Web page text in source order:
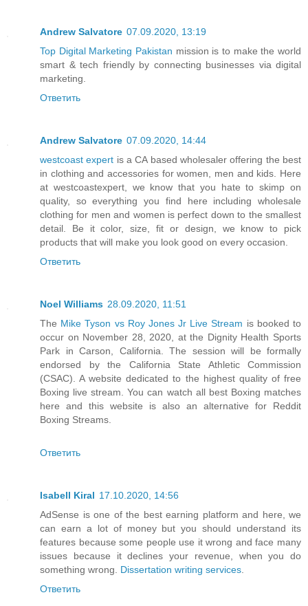
Andrew Salvatore 07.09.2020, 13:19
Top Digital Marketing Pakistan mission is to make the world
smart & tech friendly by connecting businesses via digital
marketing.
Ответить
Andrew Salvatore 07.09.2020, 14:44
westcoast expert is a CA based wholesaler offering the best
in clothing and accessories for women, men and kids. Here
at westcoastexpert, we know that you hate to skimp on
quality, so everything you find here including wholesale
clothing for men and women is perfect down to the smallest
detail. Be it color, size, fit or design, we know to pick
products that will make you look good on every occasion.
Ответить
Noel Williams 28.09.2020, 11:51
The Mike Tyson vs Roy Jones Jr Live Stream is booked to
occur on November 28, 2020, at the Dignity Health Sports
Park in Carson, California. The session will be formally
endorsed by the California State Athletic Commission
(CSAC). A website dedicated to the highest quality of free
Boxing live stream. You can watch all best Boxing matches
here and this website is also an alternative for Reddit
Boxing Streams.
Ответить
Isabell Kiral 17.10.2020, 14:56
AdSense is one of the best earning platform and here, we
can earn a lot of money but you should understand its
features because some people use it wrong and face many
issues because it declines your revenue, when you do
something wrong. Dissertation writing services.
Ответить